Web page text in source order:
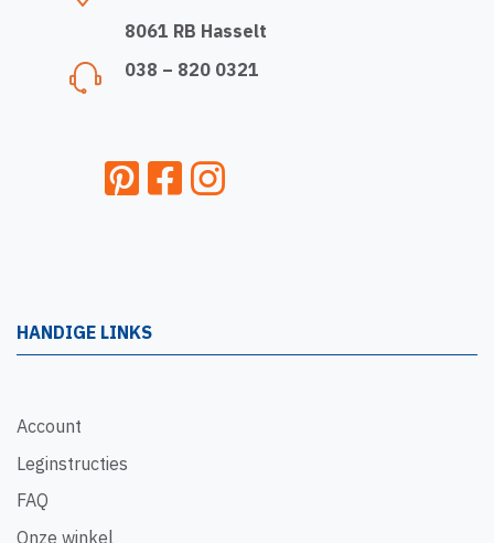
8061 RB Hasselt
038 – 820 0321
HANDIGE LINKS
Account
Leginstructies
FAQ
Onze winkel